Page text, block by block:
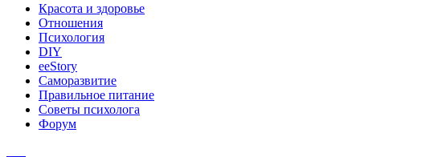
Красота и здоровье
Отношения
Психология
DIY
ееStory
Саморазвитие
Правильное питание
Советы психолога
Форум